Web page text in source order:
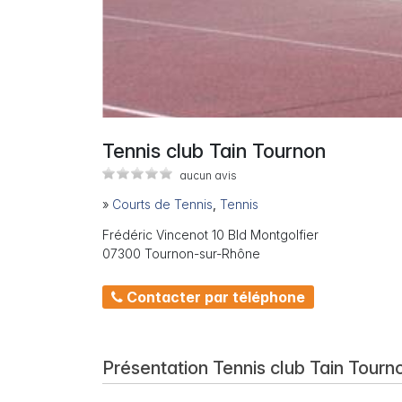
Tennis club Tain Tournon
aucun avis
» Courts de Tennis Tennis
Frédéric Vincenot 10 Bld Montgolfier
07300 Tournon-sur-Rhône
Contacter par téléphone
Présentation Tennis club Tain